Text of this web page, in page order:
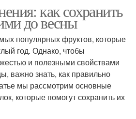
как сохранить
до весны
популярных фруктов, которые
год. Однако, чтобы
и полезными свойствами
важно знать, как правильно
мы рассмотрим основные
которые помогут сохранить их